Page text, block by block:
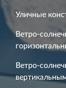
Уличные
Ветро-
Ветро-